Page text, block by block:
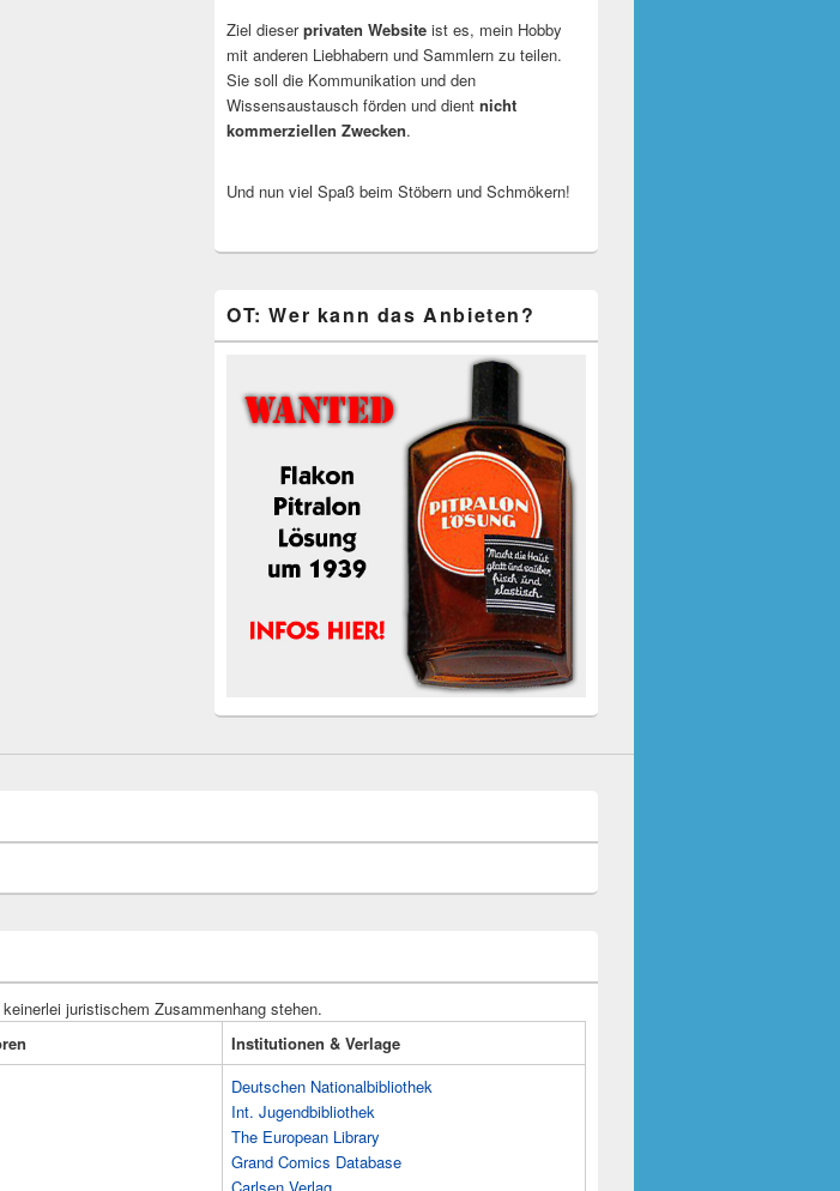
Ziel dieserprivaten Website ist es, mein Hobby
mit anderen Liebhabern und Sammlern zu teilen.
Sie soll die Kommunikation und den
Wissensaustausch förden und dient nicht
kommerziellen Zwecken.
Und nun viel Spaß beim Stöbern und Schmökern!
OT: Wer kann das Anbieten?
juristischem Zusammenhang stehen.
Institutionen & Verlage
Deutschen Nationalbibliothek
Int. Jugendbibliothek
The European Library
Grand Comics Database